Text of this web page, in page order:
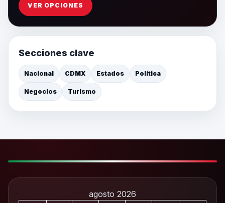
VER OPCIONES
Secciones clave
Nacional CDMX Estados Política
Negocios Turismo
agosto 2026